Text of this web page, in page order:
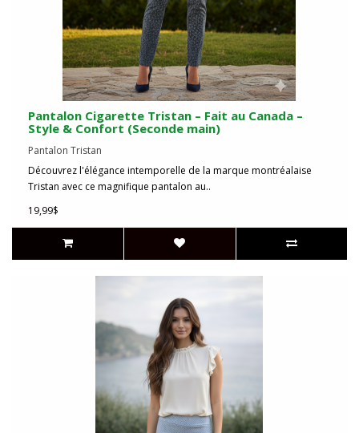
Pantalon Cigarette Tristan – Fait au Canada –
Style & Confort (Seconde main)
Pantalon Tristan
Découvrez l'élégance intemporelle de la marque montréalaise
Tristan avec ce magnifique pantalon au..
19,99$